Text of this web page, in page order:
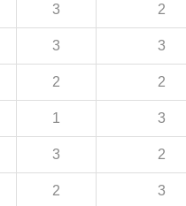
3 2
3 3
2 2
1 3
3 2
2 3